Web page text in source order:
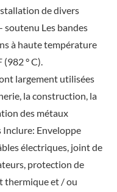
de divers
Les bandes
à haute température
° C).
largement utilisées
la construction, la
des métaux
Enveloppe
électriques, joint de
protection de
thermique et / ou